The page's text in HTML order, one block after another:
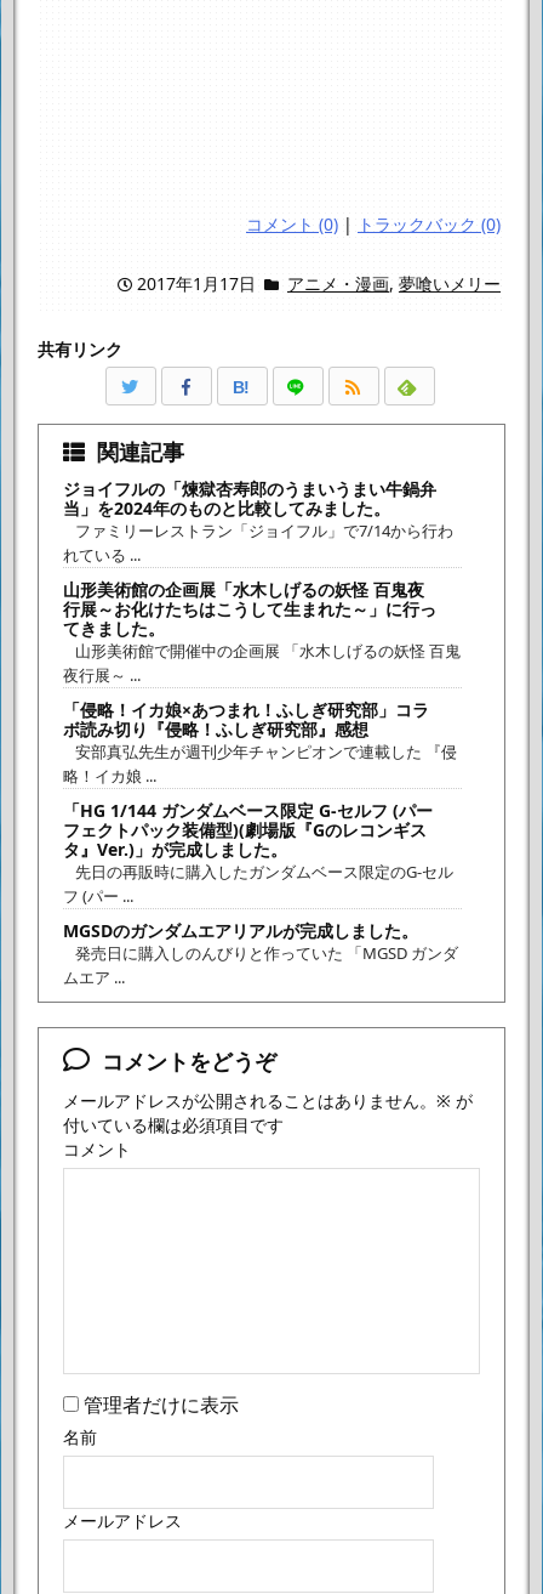
コメント (0) | トラックバック (0)
2017年1月17日 アニメ・漫画, 夢喰いメリー
共有リンク
B!
関連記事
ジョイフルの「煉獄杏寿郎のうまいうまい牛鍋弁
当」を2024年のものと比較してみました。
ファミリーレストラン「ジョイフル」で7/14から行わ
れている ...
山形美術館の企画展「水木しげるの妖怪 百鬼夜
行展～お化けたちはこうして生まれた～」に行っ
てきました。
山形美術館で開催中の企画展 「水木しげるの妖怪 百鬼
夜行展～ ...
「侵略！イカ娘×あつまれ！ふしぎ研究部」コラ
ボ読み切り『侵略！ふしぎ研究部』感想
安部真弘先生が週刊少年チャンピオンで連載した 『侵
略！イカ娘 ...
「HG 1/144 ガンダムベース限定 G-セルフ (パー
フェクトパック装備型)(劇場版『Gのレコンギス
タ』Ver.)」が完成しました。
先日の再販時に購入したガンダムベース限定のG-セル
フ (パー ...
MGSDのガンダムエアリアルが完成しました。
発売日に購入しのんびりと作っていた 「MGSD ガンダ
ムエア ...
コメントをどうぞ
メールアドレスが公開されることはありません。 ※ が
付いている欄は必須項目です
コメント
管理者だけに表示
名前
メールアドレス